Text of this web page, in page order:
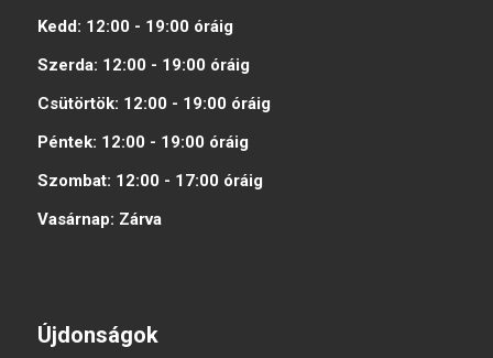
Kedd: 12:00 - 19:00 óráig
Szerda: 12:00 - 19:00 óráig
Csütörtök: 12:00 - 19:00 óráig
Péntek: 12:00 - 19:00 óráig
Szombat: 12:00 - 17:00 óráig
Vasárnap: Zárva
Újdonságok